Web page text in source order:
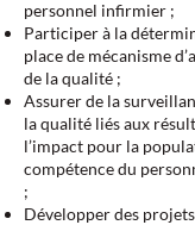
personnel infirmier ;
Participer à la
place de mécanisme
de la qualité ;
Assurer de la
la qualité liés aux
l’impact pour la
compétence du
;
Développer des